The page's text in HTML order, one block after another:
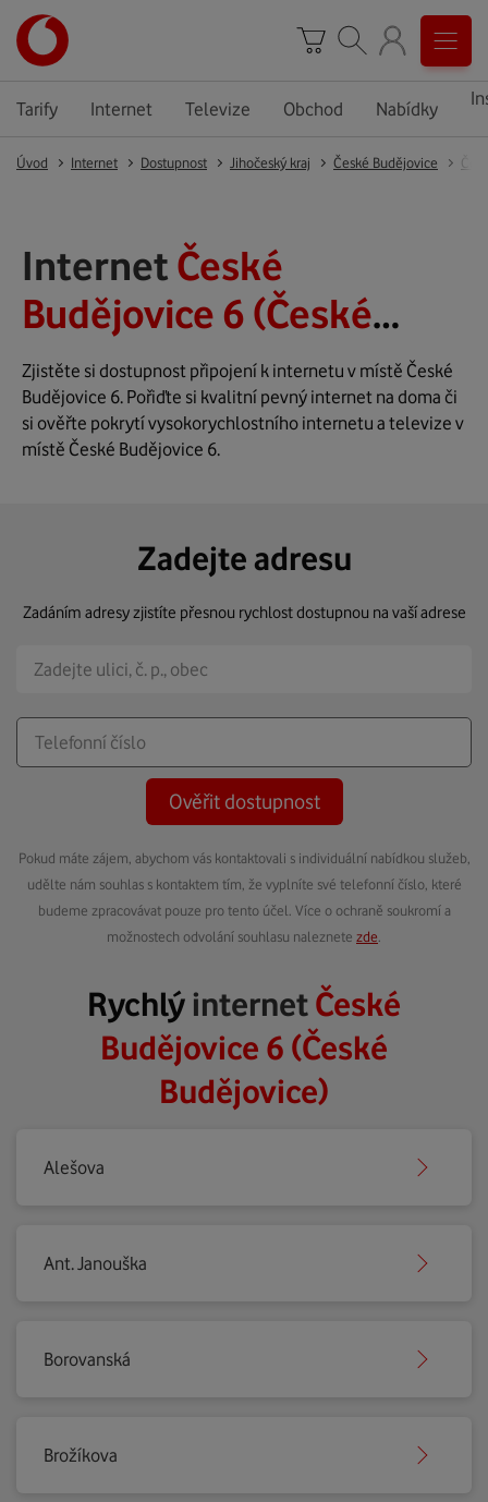
Tarify Internet Televize Obchod Nabídky
Úvod Internet Dostupnost Jihočeský kraj České Budějovice
Internet České
Budějovice 6 (České
Budějovice)
Zjistěte si dostupnost připojení k internetu v místě České
Budějovice 6. Pořiďte si kvalitní pevný internet na doma či
si ověřte pokrytí vysokorychlostního internetu a televize v
místě České Budějovice 6.
Zadejte adresu
Zadáním adresy zjistíte přesnou rychlost dostupnou na vaší adrese
Ověřit dostupnost
Pokud máte zájem, abychom vás kontaktovali s individuální nabídkou služeb,
udělte nám souhlas s kontaktem tím, že vyplníte své telefonní číslo, které
budeme zpracovávat pouze pro tento účel. Více o ochraně soukromí a
možnostech odvolání souhlasu naleznete zde
RychlýinternetČeské
Budějovice 6 (České
Budějovice)
Alešova
Ant. Janouška
Borovanská
Brožíkova